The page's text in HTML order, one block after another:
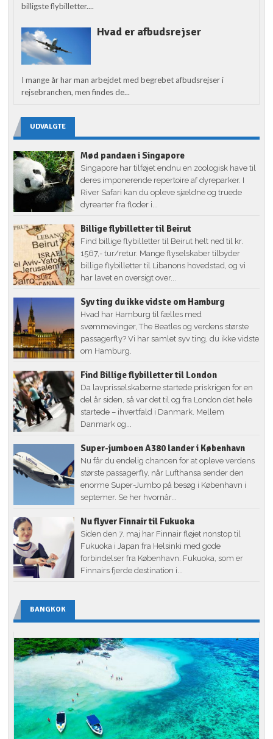
billigste flybilletter....
Hvad er afbudsrejser
I mange år har man arbejdet med begrebet afbudsrejser i
rejsebranchen, men findes de...
UDVALGTE
Mød pandaen i Singapore
Singapore har tilføjet endnu en zoologisk have til
deres imponerende repertoire af dyreparker. I
River Safari kan du opleve sjældne og truede
dyrearter fra floder i...
Billige flybilletter til Beirut
Find billige flybilletter til Beirut helt ned til kr.
1567,- tur/retur. Mange flyselskaber tilbyder
billige flybilletter til Libanons hovedstad, og vi
har lavet en oversigt over...
Syv ting du ikke vidste om Hamburg
Hvad har Hamburg til fælles med
svømmevinger, The Beatles og verdens største
passagerfly? Vi har samlet syv ting, du ikke vidste
om Hamburg.
Find Billige flybilletter til London
Da lavprisselskaberne startede priskrigen for en
del år siden, så var det til og fra London det hele
startede – ihvertfald i Danmark. Mellem
Danmark og...
Super-jumboen A380 lander i København
Nu får du endelig chancen for at opleve verdens
største passagerfly, når Lufthansa sender den
enorme Super-Jumbo på besøg i København i
septemer. Se her hvornår...
Nu flyver Finnair til Fukuoka
Siden den 7. maj har Finnair fløjet nonstop til
Fukuoka i Japan fra Helsinki med gode
forbindelser fra København. Fukuoka, som er
Finnairs fjerde destination i...
BANGKOK